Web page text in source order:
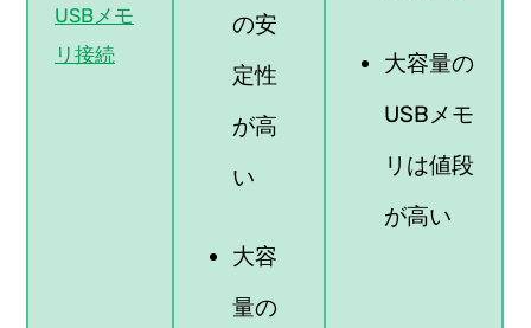
USBメモ
リ接続
の安
定性
が高
い
大容
量の
大容量の
USBメモ
リは値段
が高い